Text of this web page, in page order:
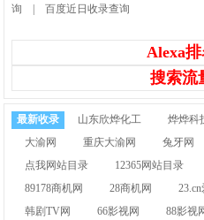
询
|百度近日收录查询
Alexa
搜索流
最新收录 山东欣烨化工 烨烨科
大渝网
重庆大渝网 兔牙网
点我网站目录
12365网站目录
89178商机网
28商机网
韩剧TV网
66影视网 88影视